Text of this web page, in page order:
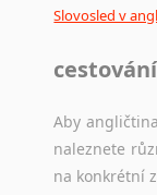
Slovosled v
Aby
naleznete
na konkrétní